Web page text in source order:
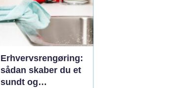
Erhvervsrengøring:
sådan skaber du et
sundt og